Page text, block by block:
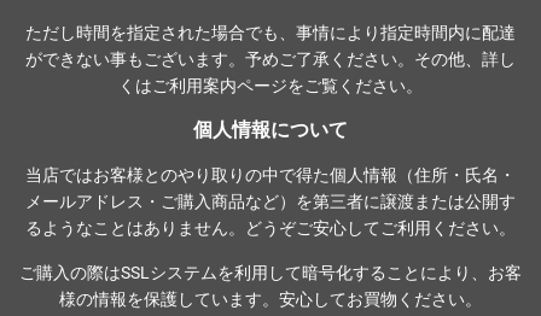
ただし時間を指定された場合でも、事情により指定時間内に配達
ができない事もございます。予めご了承ください。その他、詳し
くはご利用案内ページをご覧ください。
個人情報について
当店ではお客様とのやり取りの中で得た個人情報（住所・氏名・
メールアドレス・ご購入商品など）を第三者に譲渡または公開す
るようなことはありません。どうぞご安心してご利用ください。
ご購入の際はSSLシステムを利用して暗号化することにより、お客
様の情報を保護しています。安心してお買物ください。